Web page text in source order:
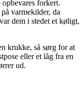
forkert.
varmekilder, da
dem i stedet et køligt,
krukke, så sørg for at
eller et låg fra en
ud.